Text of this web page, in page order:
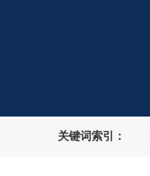
关键词索引：
在线打印贴标机